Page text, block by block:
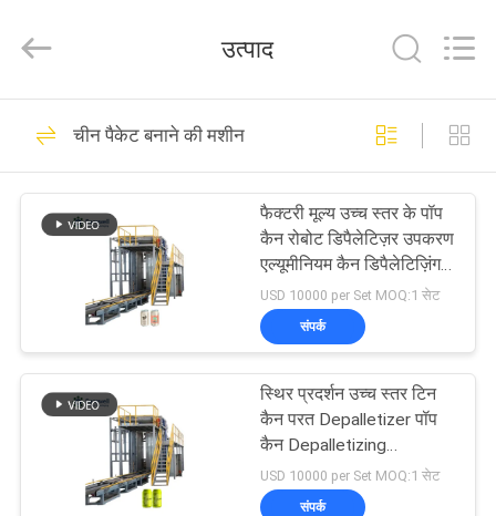
उत्पादों
बारे
कारखाना
Reserved.
Beverage Filling
Machine
91
Water Filling
Machines
248
उत्पाद
चीन पैकेट बनाने की मशीन
फैक्टरी मूल्य उच्च स्तर के पॉप
कैन रोबोट डिपैलेटिज़र उपकरण
एल्यूमीनियम कैन डिपैलेटिज़िंग
सिस्टम आपूर्तिकर्ता
USD 10000 per Set MOQ:1 सेट
संपर्क
स्थिर प्रदर्शन उच्च स्तर टिन
कैन परत Depalletizer पॉप
कैन Depalletizing
Equipment निर्माताओं
USD 10000 per Set MOQ:1 सेट
संपर्क